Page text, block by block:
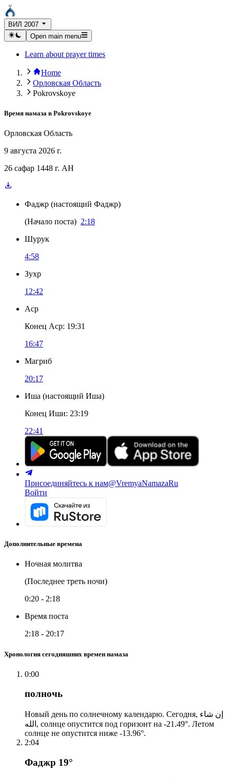
ВИЛ 2007
Open main menu
Learn about prayer times
Home
Орловская Область
Pokrovskoye
Время намаза в Pokrovskoye
Орловская Область
9 августа 2026 г.
26 сафар 1448 г. AH
Фаджр (настоящий Фаджр)
(Начало поста) 2:18
Шурук
4:58
Зухр
12:42
Аср
Конец Аср: 19:31
16:47
Магриб
20:17
Иша (настоящий Иша)
Конец Иши: 23:19
22:41
Присоединяйтесь к нам@VremyaNamazaRu
Войти
Дополнительные времена
Ночная молитва
(Последнее треть ночи)
0:20 - 2:18
Время поста
2:18 - 20:17
Хронология сегодняшних времен намаза
0:00
полночь
Новый день по солнечному календарю. Сегодня, إن شاء
الله, солнце опустится под горизонт на -21.49°. Летом
солнце не опустится ниже -13.96°.
2:04
Фаджр 19°